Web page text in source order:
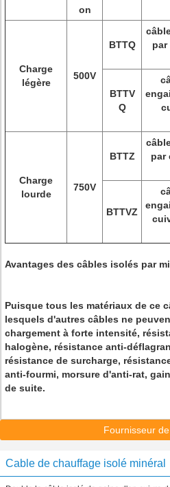
on
Charge
légère
500V
BTTQ
par
BTTV
Q
Charge
lourde
750V
BTTZ
par
BTTVZ
Avantages des câbles isolés par
Puisque tous les matériaux de ce
lesquels d'autres câbles ne
chargement à forte intensité,
halogène, résistance anti-
résistance de surcharge,
anti-fourmi, morsure d'anti-rat,
de suite.
Fournisseur
Cable de chauffage isolé minéral